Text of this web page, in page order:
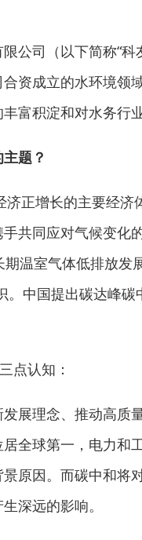
司（以下简称“科
资成立的水环境
富积淀和对水务行
题？
增长的主要经济
共同应对气候变化
温室气体低排放
。中国提出碳达峰
点认知：
理念、推动高质
全球第一，电力和
原因。而碳中和
深远的影响。